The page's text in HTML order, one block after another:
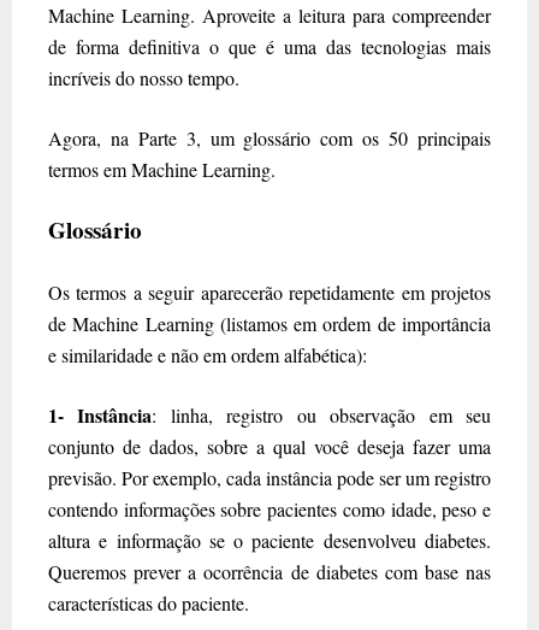
Machine Learning. Aproveite a leitura para compreender
de forma definitiva o que é uma das tecnologias mais
incríveis do nosso tempo.
Agora, na Parte 3, um glossário com os 50 principais
termos em Machine Learning.
Glossário
Os termos a seguir aparecerão repetidamente em projetos
de Machine Learning (listamos em ordem de importância
e similaridade e não em ordem alfabética):
1- Instância: linha, registro ou observação em seu
conjunto de dados, sobre a qual você deseja fazer uma
previsão. Por exemplo, cada instância pode ser um registro
contendo informações sobre pacientes como idade, peso e
altura e informação se o paciente desenvolveu diabetes.
Queremos prever a ocorrência de diabetes com base nas
características do paciente.